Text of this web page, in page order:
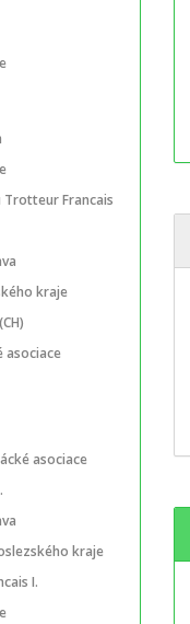
Trotteur Francais
kraje
asociace
asociace
kraje
I.